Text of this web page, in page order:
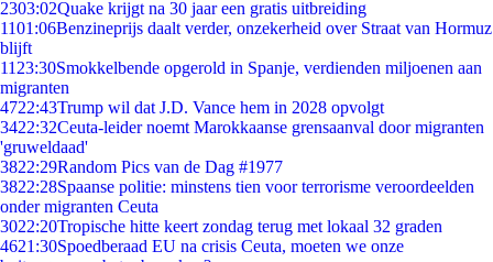
2303:02Quake krijgt na 30 jaar een gratis uitbreiding
1101:06Benzineprijs daalt verder, onzekerheid over Straat van Hormuz
blijft
11 23:30Smokkelbende opgerold in Spanje, verdienden miljoenen aan
migranten
4722:43Trump wil dat J.D. Vance hem in 2028 opvolgt
3422:32Ceuta-leider noemt Marokkaanse grensaanval door migranten
'gruweldaad'
3822:29Random Pics van de Dag #1977
3822:28Spaanse politie: minstens tien voor terrorisme veroordeelden
onder migranten Ceuta
3022:20Tropische hitte keert zondag terug met lokaal 32 graden
4621:30Spoedberaad EU na crisis Ceuta, moeten we onze